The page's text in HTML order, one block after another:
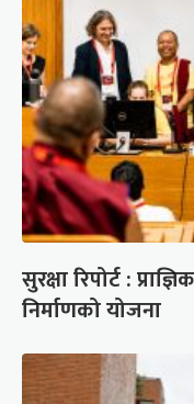
सुरक्षा रिपोर्ट :
निर्माणको योजना